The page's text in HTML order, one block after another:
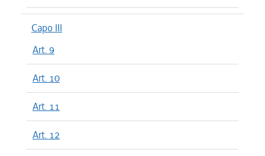
Capo III
Art. 9
Art. 10
Art. 11
Art. 12